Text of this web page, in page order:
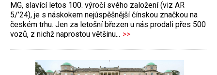
MG, slavící letos 100. výročí svého založení (viz AR
5/’24), je s náskokem nejúspěšnější čínskou značkou na
českém trhu. Jen za letošní březen u nás prodali přes 500
vozů, z nichž naprostou většinu... >>